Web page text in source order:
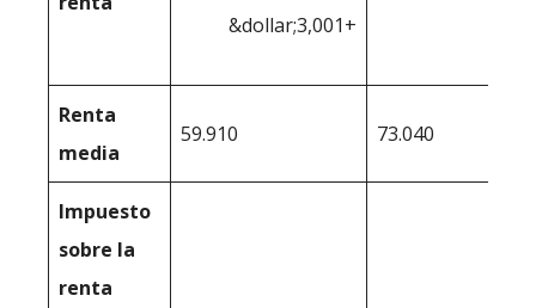
&dollar;3,001+
Renta
media
59.910 73.040
Impuesto
sobre la
renta